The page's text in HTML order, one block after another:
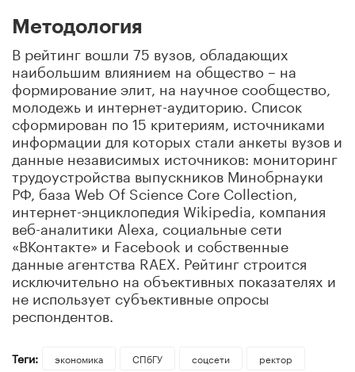
Методология
В рейтинг вошли 75 вузов, обладающих
наибольшим влиянием на общество – на
формирование элит, на научное сообщество,
молодежь и интернет-аудиторию. Список
сформирован по 15 критериям, источниками
информации для которых стали анкеты вузов и
данные независимых источников: мониторинг
трудоустройства выпускников Минобрнауки
РФ, база Web Of Science Core Collection,
интернет-энциклопедия Wikipedia, компания
веб-аналитики Alexa, социальные сети
«ВКонтакте» и Facebook и собственные
данные агентства RAEX. Рейтинг строится
исключительно на объективных показателях и
не использует субъективные опросы
респондентов.
Теги: экономика СПбГУ соцсети
ректор